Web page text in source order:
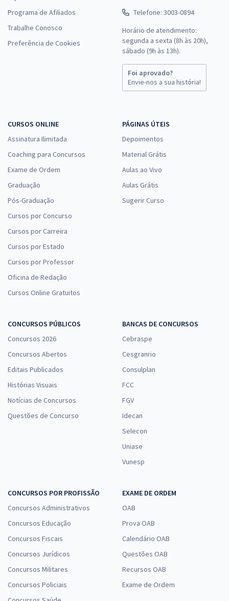
Programa de Afiliados
Trabalhe Conosco
Preferência de Cookies
Telefone: 3003-0894
Horário de atendimento:
segunda a sexta (8h às 20h),
sábado (9h às 13h).
Foi aprovado?
Envie-nos a sua história!
CURSOS ONLINE
Assinatura Ilimitada
Coaching para Concursos
Exame de Ordem
Graduação
Pós-Graduação
Cursos por Concurso
Cursos por Carreira
Cursos por Estado
Cursos por Professor
Oficina de Redação
Cursos Online Gratuitos
PÁGINAS ÚTEIS
Depoimentos
Material Grátis
Aulas ao Vivo
Aulas Grátis
Sugerir Curso
CONCURSOS PÚBLICOS
Concursos 2026
Concursos Abertos
Editais Publicados
Histórias Visuais
Notícias de Concursos
Questões de Concurso
BANCAS DE CONCURSOS
Cebraspe
Cesgranrio
Consulplan
FCC
FGV
Idecan
Selecon
Uniase
Vunesp
CONCURSOS POR PROFISSÃO
Concursos Administrativos
Concursos Educação
Concursos Fiscais
Concursos Jurídicos
Concursos Militares
Concursos Policiais
EXAME DE ORDEM
OAB
Prova OAB
Calendário OAB
Questões OAB
Recursos OAB
Exame de Ordem